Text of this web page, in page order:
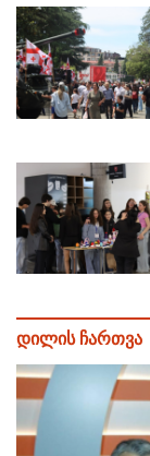
დილის ჩართვა